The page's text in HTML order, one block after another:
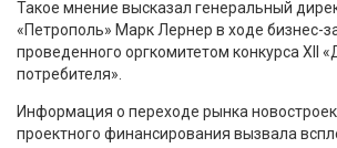
Такое мнение высказал генеральный
«Петрополь» Марк Лернер в ходе бизнес-
проведенного оргкомитетом конкурса XII
потребителя».
Информация о переходе рынка
проектного финансирования вызвала